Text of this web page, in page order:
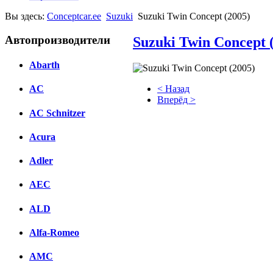
Вы здесь: Conceptcar.ee Suzuki Suzuki Twin Concept (2005)
Автопроизводители
Abarth
AC
AC Schnitzer
Acura
Adler
AEC
ALD
Alfa-Romeo
AMC
Suzuki Twin Concept
< Назад
Вперёд >